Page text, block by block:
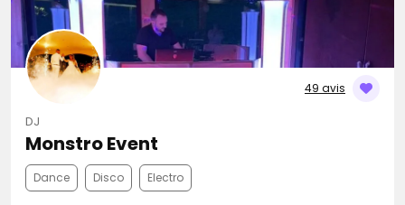
49 avis
DJ
Monstro Event
Dance Disco Electro